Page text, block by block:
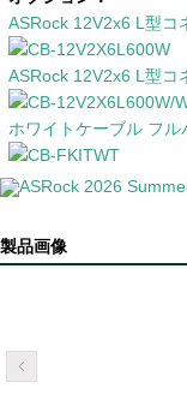
ASRock 12V2x6 L型コ
ASRock 12V2x6 L型コ
ホワイトケーブル フル
製品画像